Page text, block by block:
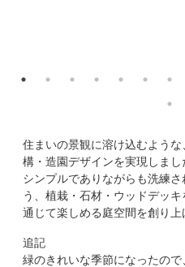
住まいの景観に溶け込むよう
構・造園デザインを実現しまし
シンプルでありながらも洗練
う、植栽・石材・ウッドデッ
通じて楽しめる庭空間を創り上
追記
緑のきれいな季節になったので